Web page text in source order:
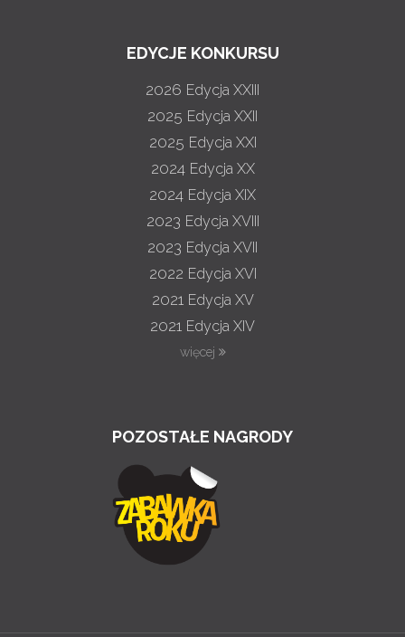
EDYCJE KONKURSU
2026 Edycja XXIII
2025 Edycja XXII
2025 Edycja XXI
2024 Edycja XX
2024 Edycja XIX
2023 Edycja XVIII
2023 Edycja XVII
2022 Edycja XVI
2021 Edycja XV
2021 Edycja XIV
więcej
POZOSTAŁE NAGRODY